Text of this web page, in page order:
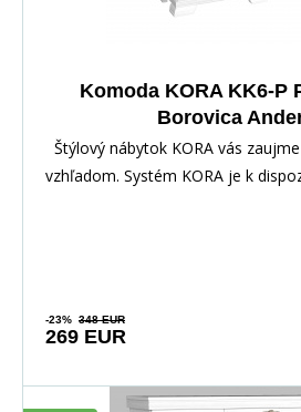
Komoda KORA KK6-P
Borovica
Štýlový nábytok KORA vás
vzhľadom. Systém KORA je k
-23% 348 EUR
269 EUR